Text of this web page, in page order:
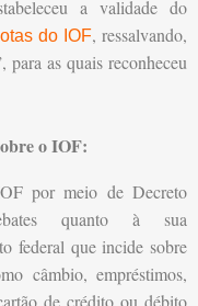
a validade do
do IOF, ressalvando,
para as quais reconheceu
o IOF:
por meio de Decreto
quanto à sua
federal que incide sobre
câmbio, empréstimos,
de crédito ou débito